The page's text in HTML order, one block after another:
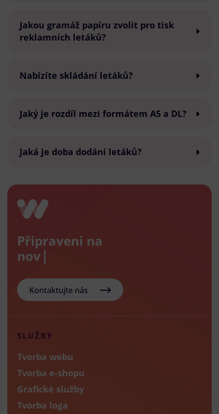
Jakou gramáž papíru zvolit pro tisk
reklamních letáků?
Nabízíte skládání letáků?
Jaký je rozdíl mezi formátem A5 a DL?
Jaká je doba dodání letáků?
Připraveni na
nový e-sh
Kontaktujte nás
SLUŽBY
Tvorba webu
Tvorba e-shopu
Grafické služby
Tvorba loga